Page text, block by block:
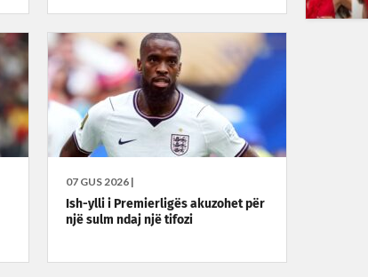
07 GUS 2026 |
Ish-ylli i Premierligës akuzohet për
një sulm ndaj një tifozi